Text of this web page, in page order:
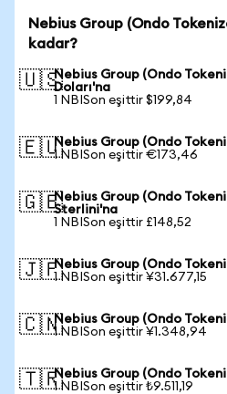
Nebius Group (Ondo
kadar?
🇺🇸Nebius Group (Ondo
Doları'na
1 NBISon eşittir $199,84
🇪🇺Nebius Group (Ondo
1 NBISon eşittir €173,46
🇬🇧Nebius Group (Ondo
Sterlini'na
1 NBISon eşittir £148,52
🇯🇵Nebius Group (Ondo
1 NBISon eşittir ¥31.677,15
🇨🇳Nebius Group (Ondo
1 NBISon eşittir ¥1.348,94
🇹🇷Nebius Group (Ondo
1 NBISon eşittir ₺9.511,19